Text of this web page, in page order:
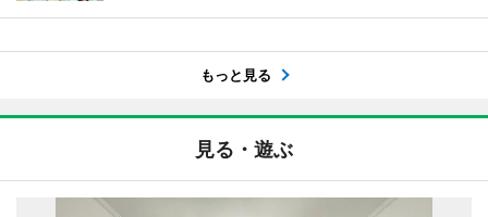
もっと見る
見る・遊ぶ